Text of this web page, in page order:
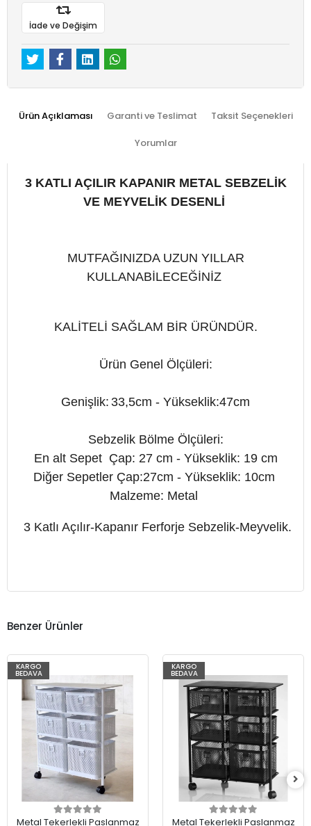
İade ve Değişim
Ürün Açıklaması Garanti ve Teslimat Taksit Seçenekleri
Yorumlar
3 KATLI AÇILIR KAPANIR METAL SEBZELİK
VE MEYVELİK DESENLİ
MUTFAĞINIZDA UZUN YILLAR
KULLANABİLECEĞİNİZ
KALİTELİ SAĞLAM BİR ÜRÜNDÜR.
Ürün Genel Ölçüleri:
Genişlik: 33,5cm - Yükseklik:47cm
Sebzelik Bölme Ölçüleri:
En alt Sepet Çap: 27 cm - Yükseklik: 19 cm
Diğer Sepetler Çap:27cm - Yükseklik: 10cm
Malzeme: Metal
3 Katlı Açılır-Kapanır Ferforje Sebzelik-Meyvelik.
Benzer Ürünler
KARGO
BEDAVA
%73
Metal Tekerlekli Paslanmaz
KARGO
BEDAVA
%73
Metal Tekerlekli Paslanmaz